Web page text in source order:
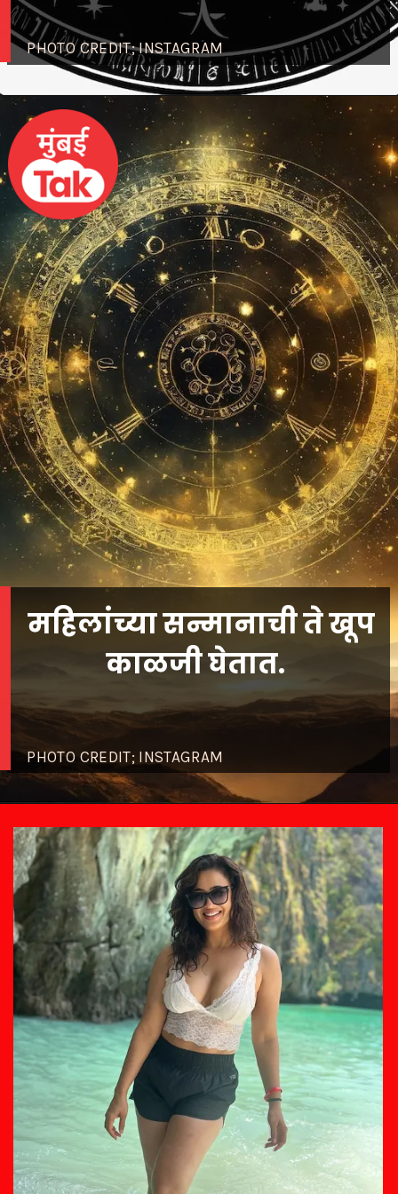
PHOTO CREDIT; INSTAGRAM
PHOTO CREDIT; INSTAGRAM
महिलांच्या सन्मानाची ते खूप
काळजी घेतात.